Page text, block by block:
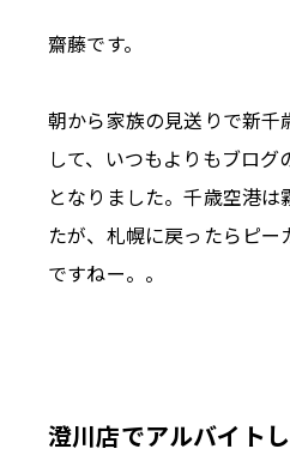
齋藤です。
朝から家族の見送りで新千
して、いつもよりもブロ
となりました。千歳空港
たが、札幌に戻ったらピー
ですねー。。
澄川店でアルバイト